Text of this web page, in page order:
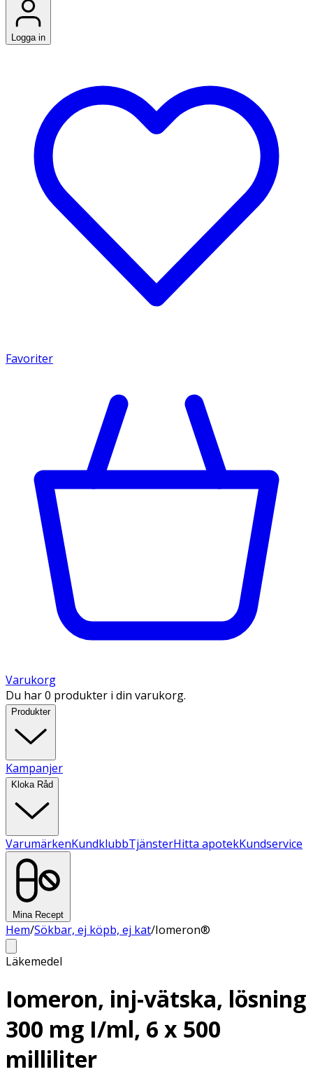
Logga in
Favoriter
Varukorg
Du har 0 produkter i din varukorg.
Produkter
Kampanjer
Kloka Råd
VarumärkenKundklubbTjänsterHitta apotekKundservice
Mina Recept
Hem/Sökbar, ej köpb, ej kat/Iomeron®
Läkemedel
Iomeron, inj-vätska, lösning
300 mg I/ml, 6 x 500
milliliter